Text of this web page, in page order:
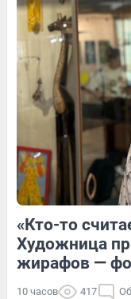
Обсудить
Обсудить
6 1
«Кто-то
Художница
жирафов —
10 часов 417